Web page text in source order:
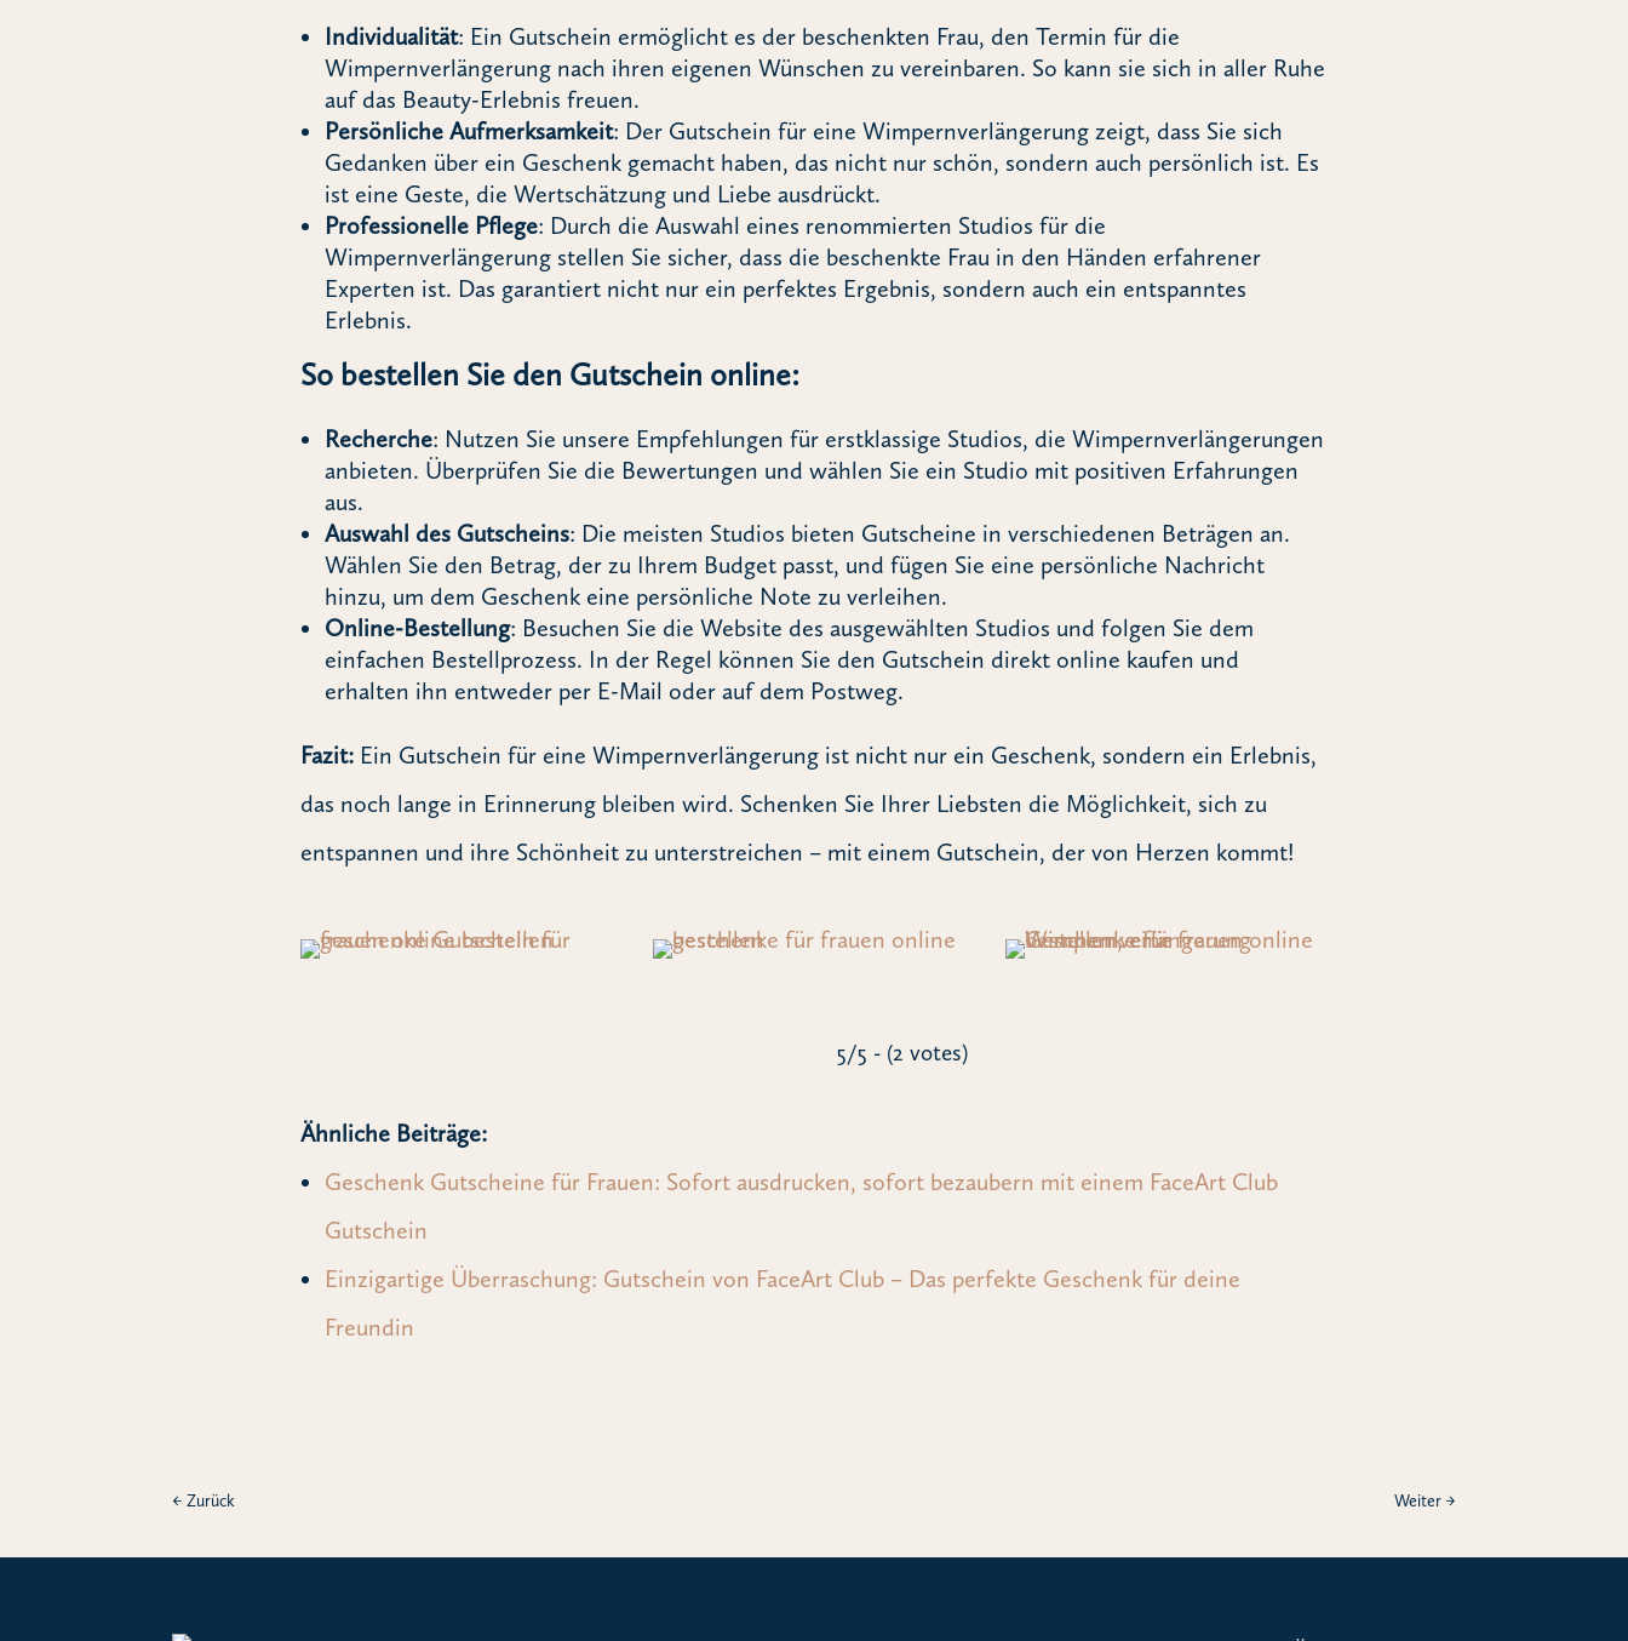
Individualität: Ein Gutschein ermöglicht es der beschenkten Frau, den Termin für die
Wimpernverlängerung nach ihren eigenen Wünschen zu vereinbaren. So kann sie sich in aller Ruhe
auf das Beauty-Erlebnis freuen.
Persönliche Aufmerksamkeit: Der Gutschein für eine Wimpernverlängerung zeigt, dass Sie sich
Gedanken über ein Geschenk gemacht haben, das nicht nur schön, sondern auch persönlich ist. Es
ist eine Geste, die Wertschätzung und Liebe ausdrückt.
Professionelle Pflege: Durch die Auswahl eines renommierten Studios für die
Wimpernverlängerung stellen Sie sicher, dass die beschenkte Frau in den Händen erfahrener
Experten ist. Das garantiert nicht nur ein perfektes Ergebnis, sondern auch ein entspanntes
Erlebnis.
So bestellen Sie den Gutschein online:
Recherche: Nutzen Sie unsere Empfehlungen für erstklassige Studios, die Wimpernverlängerungen
anbieten. Überprüfen Sie die Bewertungen und wählen Sie ein Studio mit positiven Erfahrungen
aus.
Auswahl des Gutscheins: Die meisten Studios bieten Gutscheine in verschiedenen Beträgen an.
Wählen Sie den Betrag, der zu Ihrem Budget passt, und fügen Sie eine persönliche Nachricht
hinzu, um dem Geschenk eine persönliche Note zu verleihen.
Online-Bestellung: Besuchen Sie die Website des ausgewählten Studios und folgen Sie dem
einfachen Bestellprozess. In der Regel können Sie den Gutschein direkt online kaufen und
erhalten ihn entweder per E-Mail oder auf dem Postweg.
Fazit: Ein Gutschein für eine Wimpernverlängerung ist nicht nur ein Geschenk, sondern ein Erlebnis,
das noch lange in Erinnerung bleiben wird. Schenken Sie Ihrer Liebsten die Möglichkeit, sich zu
entspannen und ihre Schönheit zu unterstreichen – mit einem Gutschein, der von Herzen kommt!
5/5 - (2 votes)
Ähnliche Beiträge:
Geschenk Gutscheine für Frauen: Sofort ausdrucken, sofort bezaubern mit einem FaceArt Club
Gutschein
Einzigartige Überraschung: Gutschein von FaceArt Club – Das perfekte Geschenk für deine
Freundin
← Zurück Weiter →